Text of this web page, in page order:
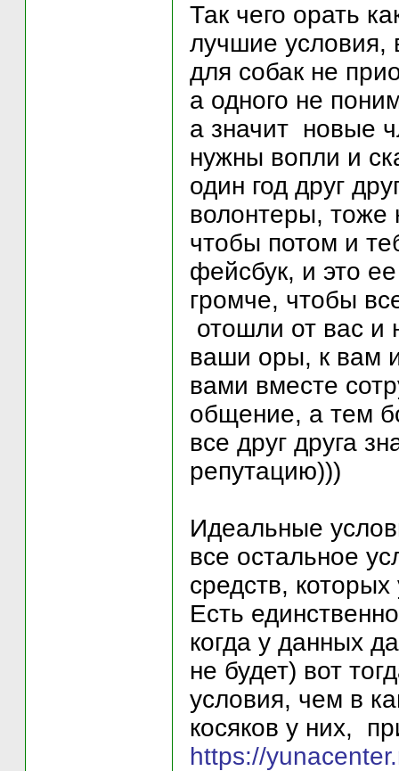
Так чего орать
лучшие условия,
для собак не
а одного не
а значит новые
нужны вопли и
один год друг
волонтеры, тоже
чтобы потом и
фейсбук, и это
громче, чтобы
отошли от вас и
ваши оры, к вам
вами вместе
общение, а тем
все друг друга
репутацию)))
Идеальные
все остальное
средств, которых
Есть
когда у данных
не будет) вот
условия, чем в
косяков у них,
https://